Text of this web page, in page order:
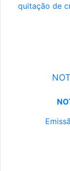
quitação de